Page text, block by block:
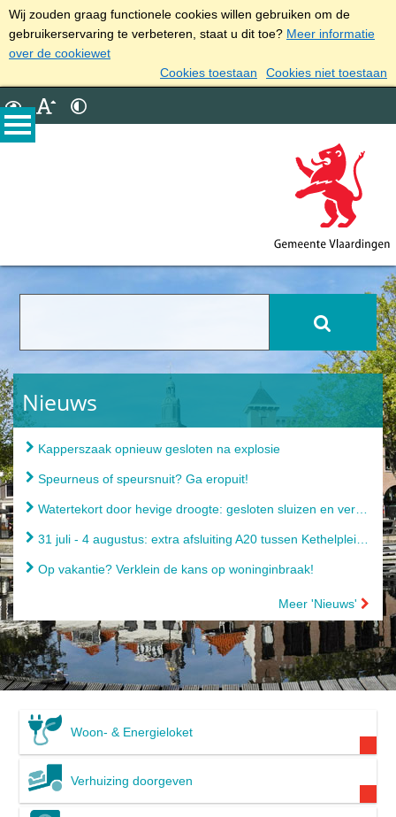
Wij zouden graag functionele cookies willen gebruiken om de
gebruikerservaring te verbeteren, staat u dit toe? Meer informatie
over de cookiewet
Cookies toestaan
Cookies niet toestaan
Nieuws
Kapperszaak opnieuw gesloten na explosie
Speurneus of speursnuit? Ga eropuit!
Op vakantie? Verklein de kans op woninginbraak!
Meer 'Nieuws'
Woon- & Energieloket
Verhuizing doorgeven